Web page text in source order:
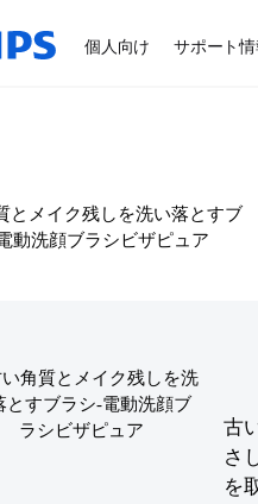
個人向け サポート情
古
さ
を